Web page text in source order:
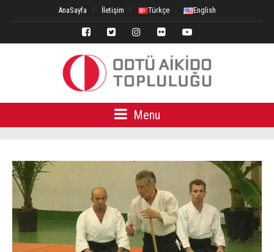
AnaSayfa İletişim Türkçe English
Menu